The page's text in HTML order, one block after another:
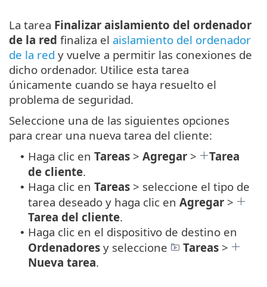
La tarea Finalizar aislamiento del ordenador
de la red finaliza el aislamiento del ordenador
de la red y vuelve a permitir las conexiones de
dicho ordenador. Utilice esta tarea
únicamente cuando se haya resuelto el
problema de seguridad.
Seleccione una de las siguientes opciones
para crear una nueva tarea del cliente:
• Haga clic en Tareas > Agregar >
Tarea
de cliente.
• Haga clic en Tareas > seleccione el tipo de
tarea deseado y haga clic en Agregar >
Tarea del cliente.
• Haga clic en el dispositivo de destino en
Ordenadores y seleccione Tareas >
Nueva tarea.